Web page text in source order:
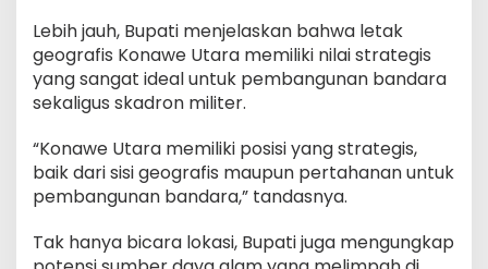
Lebih jauh, Bupati menjelaskan bahwa letak
geografis Konawe Utara memiliki nilai strategis
yang sangat ideal untuk pembangunan bandara
sekaligus skadron militer.
“Konawe Utara memiliki posisi yang strategis,
baik dari sisi geografis maupun pertahanan untuk
pembangunan bandara,” tandasnya.
Tak hanya bicara lokasi, Bupati juga mengungkap